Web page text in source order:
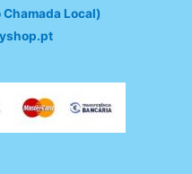
Local)